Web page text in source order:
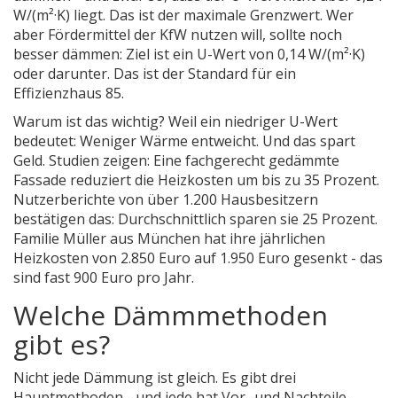
W/(m²·K) liegt. Das ist der maximale Grenzwert. Wer
aber Fördermittel der KfW nutzen will, sollte noch
besser dämmen: Ziel ist ein U-Wert von 0,14 W/(m²·K)
oder darunter. Das ist der Standard für ein
Effizienzhaus 85.
Warum ist das wichtig? Weil ein niedriger U-Wert
bedeutet: Weniger Wärme entweicht. Und das spart
Geld. Studien zeigen: Eine fachgerecht gedämmte
Fassade reduziert die Heizkosten um bis zu 35 Prozent.
Nutzerberichte von über 1.200 Hausbesitzern
bestätigen das: Durchschnittlich sparen sie 25 Prozent.
Familie Müller aus München hat ihre jährlichen
Heizkosten von 2.850 Euro auf 1.950 Euro gesenkt - das
sind fast 900 Euro pro Jahr.
Welche Dämmmethoden
gibt es?
Nicht jede Dämmung ist gleich. Es gibt drei